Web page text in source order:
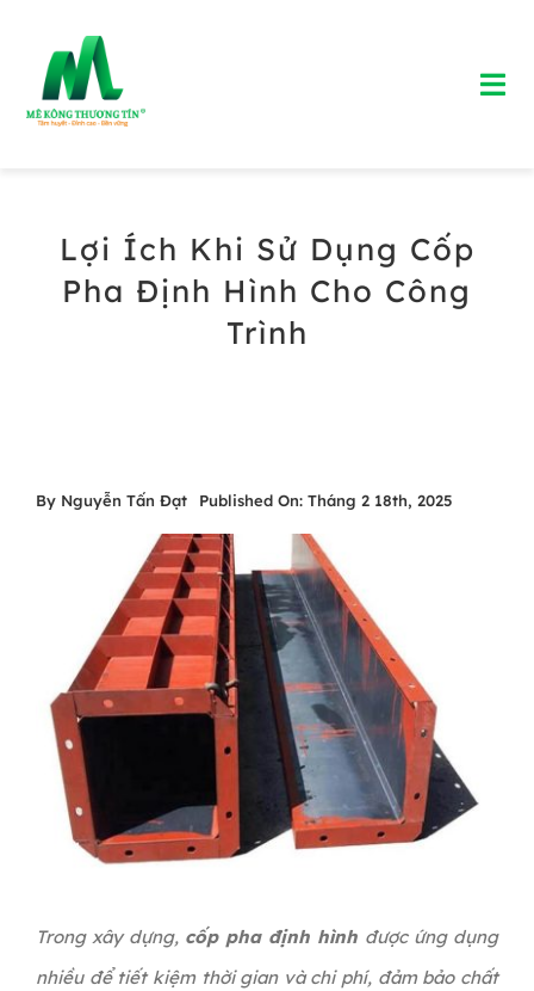
content
Giới Thiệu
Lợi Ích Khi Sử Dụng Cốp
Pha Định Hình Cho Công
Trình
By Nguyễn Tấn Đạt Published On: Tháng 2 18th, 2025
Trong xây dựng, cốp pha định hình được ứng dụng
nhiều để tiết kiệm thời gian và chi phí, đảm bảo chất